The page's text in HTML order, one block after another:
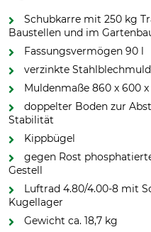
Schubkarre mit 250 kg
Baustellen und im
Fassungsvermögen 90 l
verzinkte
Muldenmaße 860 x 600
doppelter Boden zur
Stabilität
Kippbügel
gegen Rost
Gestell
Luftrad 4.80/4.00-8 mit
Kugellager
Gewicht ca. 18,7 kg